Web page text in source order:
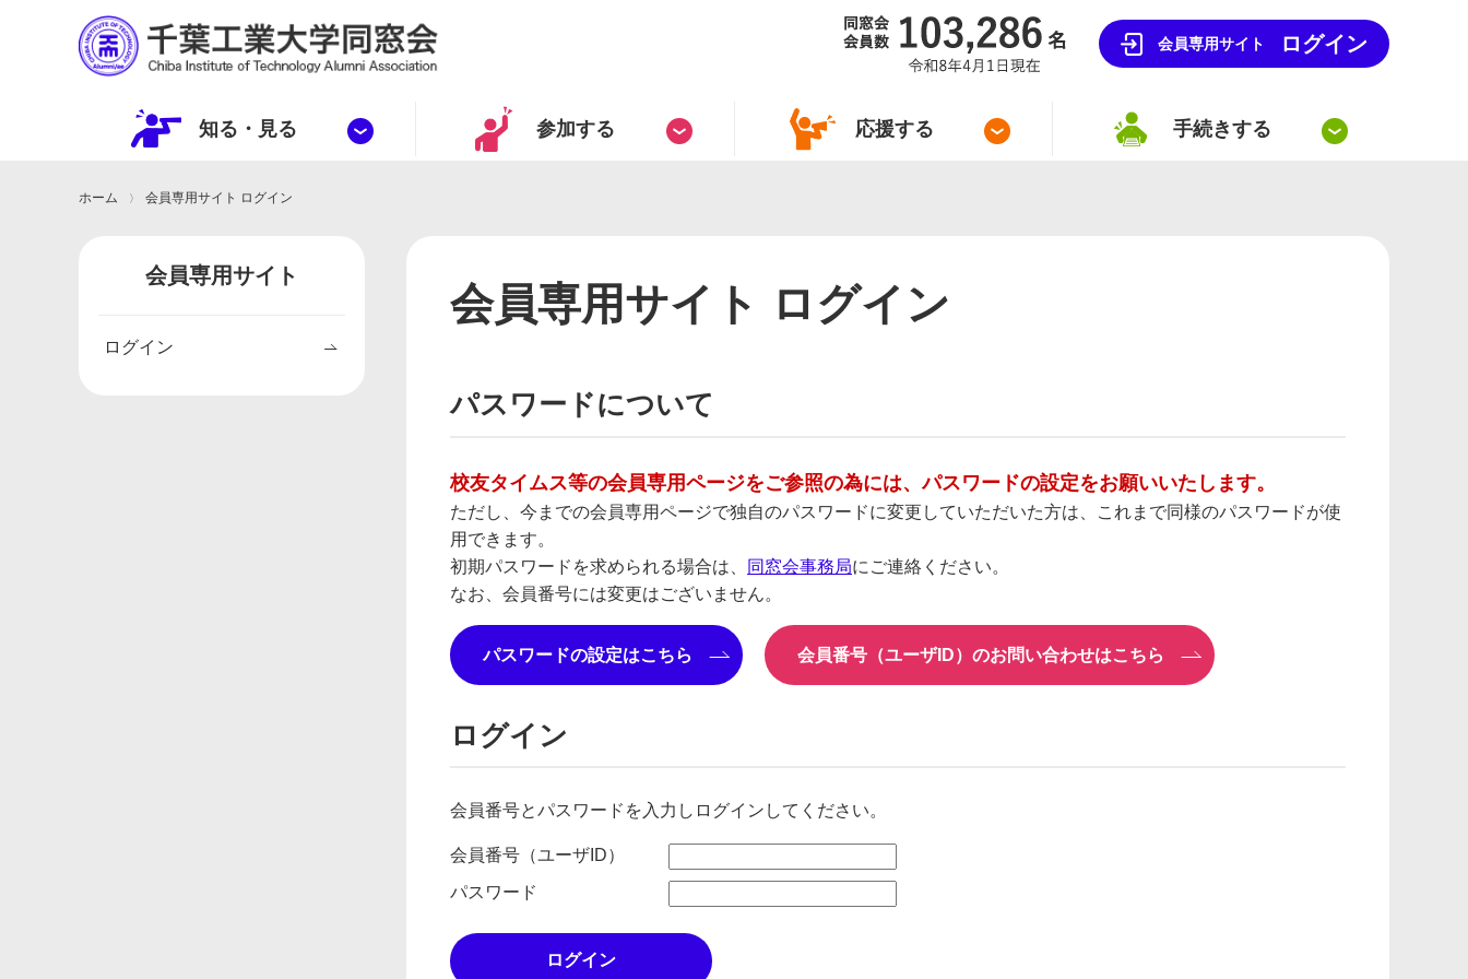
会員専用サイト ログイン
知る・ 見る 参加する 応援する 手続きする
ホーム 会員専用サイト ログイン
会員専用サイト ログイン
パスワードについて
校友タイムス等の会員専用ページをご参照の為には、パスワードの設定をお願いいたします。
ただし、今までの会員専用ページで独自のパスワードに変更していただいた方は、これまで同様のパスワードが使
用できます。
初期パスワードを求められる場合は、
同窓会事務局にご連絡ください。
なお、会員番号には変更はございません。
パスワードの設定はこちら 会員番号（ユーザID）のお問い合わせはこちら
ログイン
会員番号とパスワードを入力しログインしてください。
会員番号（ユーザID）
パスワード
会員専用サイト
ログイン